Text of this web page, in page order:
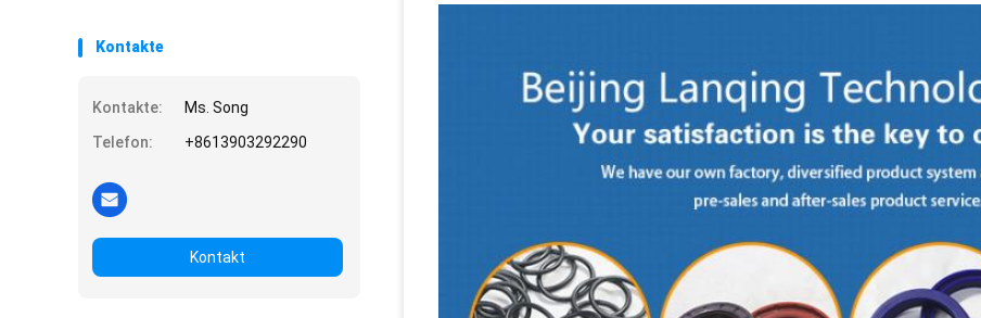
Kontakte
Kontakte:
Ms. Song
Telefon:
+8613903292290
Kontakt